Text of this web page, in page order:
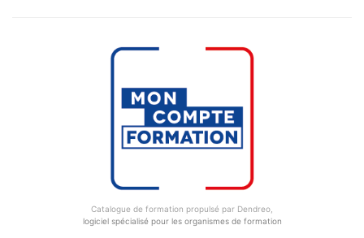
Catalogue de formation propulsé par Dendreo,
logiciel spécialisé pour les organismes de formation